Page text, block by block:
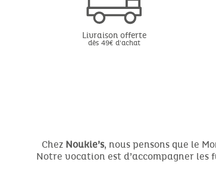
Livraison offerte
dès 49€ d'achat
Chez Noukie’s, nous pensons que le
Notre vocation est d’accompagner